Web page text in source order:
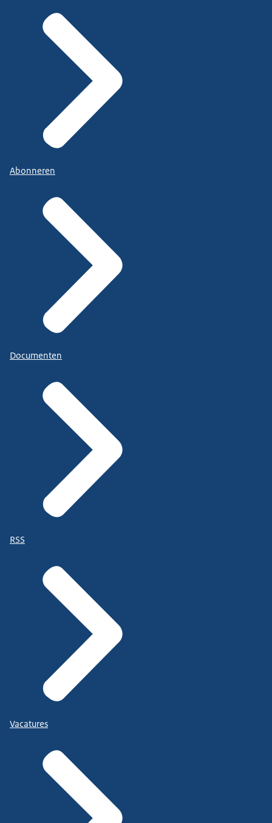
Abonneren
Documenten
RSS
Vacatures